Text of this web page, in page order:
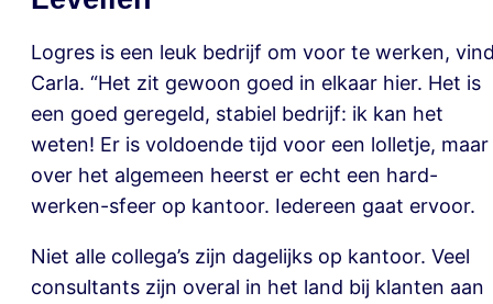
Logres is een leuk bedrijf om voor te werken,
Carla. “Het zit gewoon goed in elkaar hier. Het is
een goed geregeld, stabiel bedrijf: ik kan het
weten! Er is voldoende tijd voor een lolletje, maar
over het algemeen heerst er echt een hard-
werken-sfeer op kantoor. Iedereen gaat ervoor.
Niet alle collega’s zijn dagelijks op kantoor. Veel
consultants zijn overal in het land bij klanten aan